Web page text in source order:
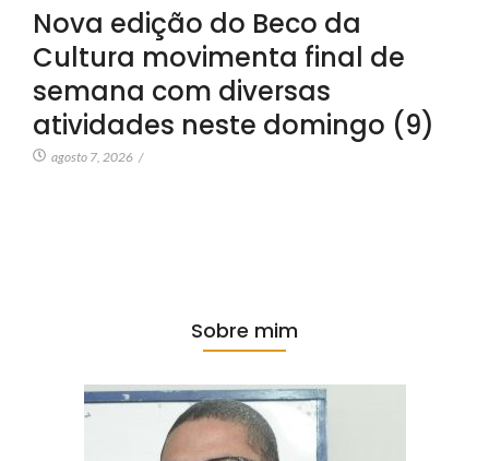
Nova edição do Beco da
Cultura movimenta final de
semana com diversas
atividades neste domingo (9)
agosto 7, 2026 /
Sobre mim